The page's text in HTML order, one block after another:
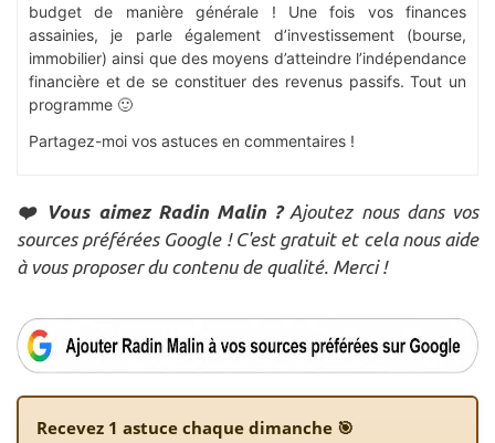
budget de manière générale ! Une fois vos finances
assainies, je parle également d’investissement (bourse,
immobilier) ainsi que des moyens d’atteindre l’indépendance
financière et de se constituer des revenus passifs. Tout un
programme 🙂
Partagez-moi vos astuces en commentaires !
❤️ Vous aimez Radin Malin ?Ajoutez nous dans vos
sources préférées Google ! C'est gratuit et cela nous aide
à vous proposer du contenu de qualité. Merci !
Recevez 1 astuce chaque dimanche 🎯